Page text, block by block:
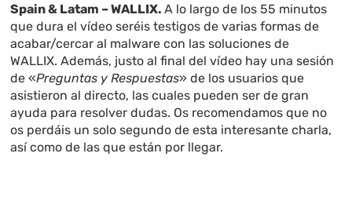
Spain & Latam – WALLIX.A lo largo de los 55 minutos
que dura el vídeo seréis testigos de varias formas de
acabar/cercar al malware con las soluciones de
WALLIX. Además, justo al final del vídeo hay una sesión
de «Preguntas y Respuestas» de los usuarios que
asistieron al directo, las cuales pueden ser de gran
ayuda para resolver dudas. Os recomendamos que no
os perdáis un solo segundo de esta interesante charla,
así como de las que están por llegar.